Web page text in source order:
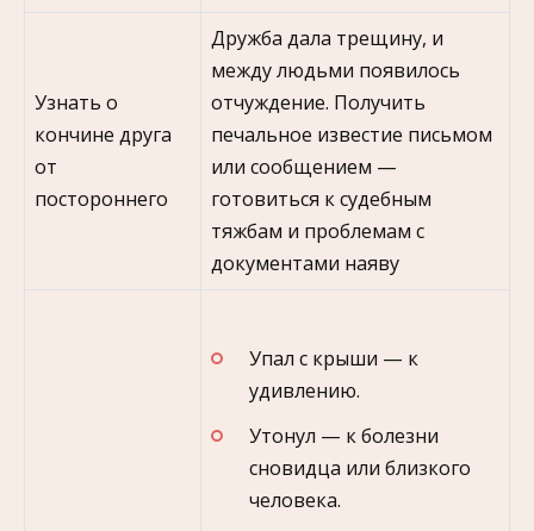
Узнать о
кончине друга
от
постороннего
Дружба дала трещину, и
между людьми появилось
отчуждение. Получить
печальное известие письмом
или сообщением —
готовиться к судебным
тяжбам и проблемам с
документами наяву
Упал с крыши — к
удивлению.
Утонул — к болезни
сновидца или близкого
человека.